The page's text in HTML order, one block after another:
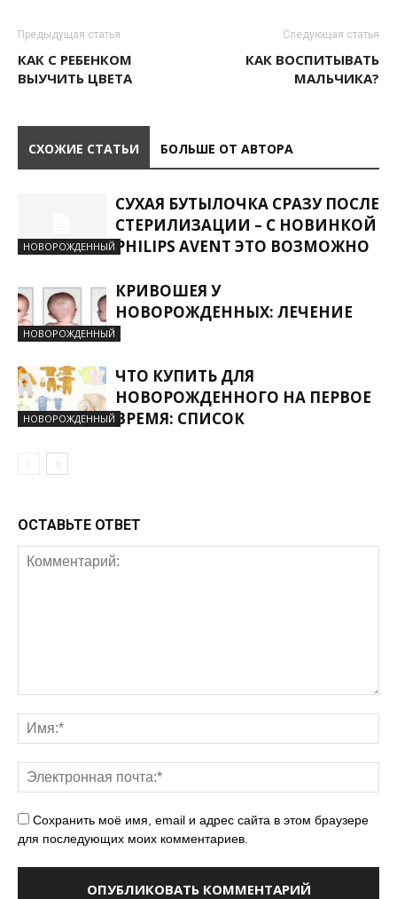
Предыдущая статья
КАК С РЕБЕНКОМ
ВЫУЧИТЬ ЦВЕТА
Следующая статья
КАК ВОСПИТЫВАТЬ
МАЛЬЧИКА?
СХОЖИЕ СТАТЬИ БОЛЬШЕ ОТ АВТОРА
НОВОРОЖДЕННЫЙ
СУХАЯ БУТЫЛОЧКА СРАЗУ ПОСЛЕ
СТЕРИЛИЗАЦИИ – С НОВИНКОЙ
PHILIPS AVENT ЭТО ВОЗМОЖНО
НОВОРОЖДЕННЫЙ
КРИВОШЕЯ У
НОВОРОЖДЕННЫХ: ЛЕЧЕНИЕ
НОВОРОЖДЕННЫЙ
ЧТО КУПИТЬ ДЛЯ
НОВОРОЖДЕННОГО НА ПЕРВОЕ
ВРЕМЯ: СПИСОК
ОСТАВЬТЕ ОТВЕТ
Сохранить моё имя, email и адрес сайта в этом браузере
для последующих моих комментариев.